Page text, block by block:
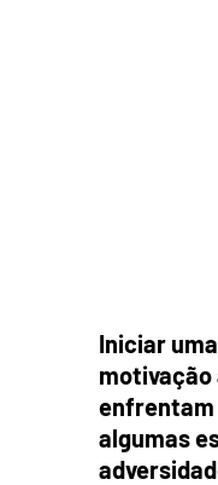
Iniciar
motivação
enfrentam
algumas